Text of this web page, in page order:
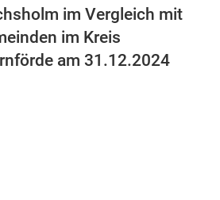
im Vergleich mit
im Kreis
am 31.12.2024